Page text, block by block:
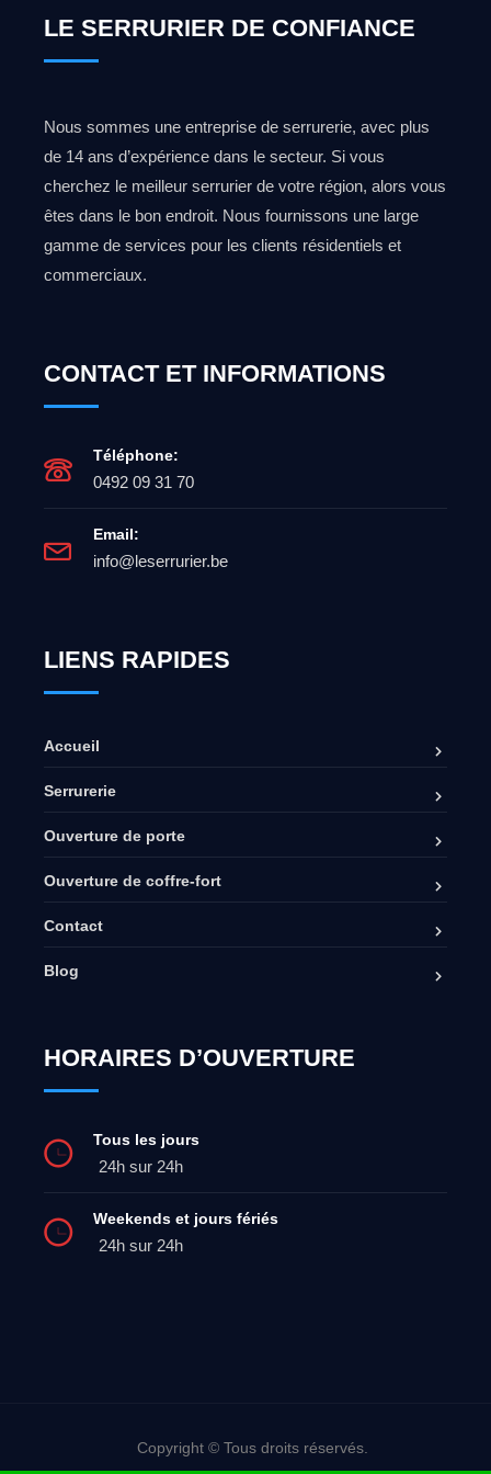
LE SERRURIER DE CONFIANCE
Nous sommes une entreprise de serrurerie, avec plus
de 14 ans d’expérience dans le secteur. Si vous
cherchez le meilleur serrurier de votre région, alors vous
êtes dans le bon endroit. Nous fournissons une large
gamme de services pour les clients résidentiels et
commerciaux.
CONTACT ET INFORMATIONS
Téléphone:
0492 09 31 70
Email:
info@leserrurier.be
LIENS RAPIDES
Accueil
Serrurerie
Ouverture de porte
Ouverture de coffre-fort
Contact
Blog
HORAIRES D’OUVERTURE
Tous les jours
24h sur 24h
Weekends et jours fériés
24h sur 24h
Copyright © Tous droits réservés.